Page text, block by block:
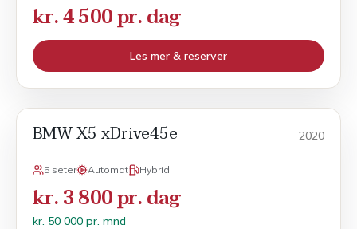
kr. 4 500 pr. dag
Les mer & reserver
BMW X5 xDrive45e 2020
5 seter Automat Hybrid
kr. 3 800 pr. dag
kr. 50 000 pr. mnd